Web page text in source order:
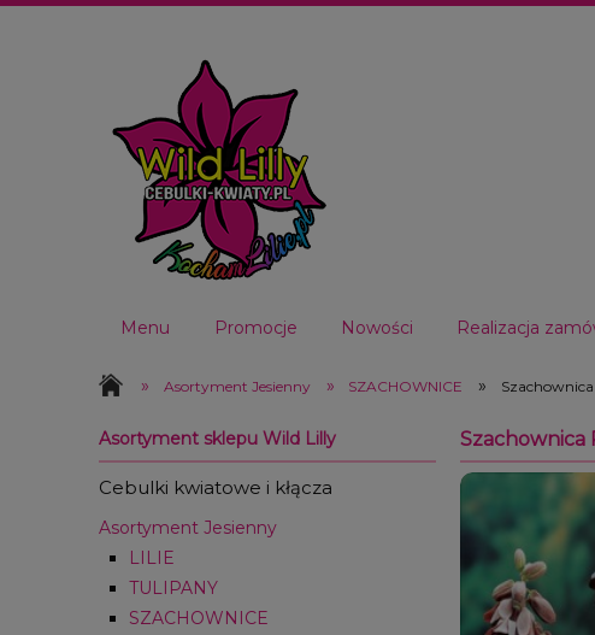
Menu Promocje Nowości Realizacja
» Asortyment Jesienny » SZACHOWNICE »
Asortyment sklepu Wild Lilly
Cebulki kwiatowe i kłącza
Asortyment Jesienny
LILIE
TULIPANY
SZACHOWNICE
Szachownica